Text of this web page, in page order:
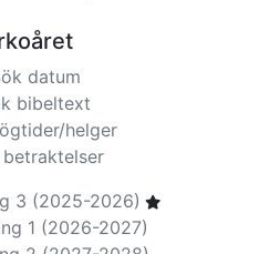
datum
bibeltext
helger
3 (2025-2026)
1 (2026-2027)